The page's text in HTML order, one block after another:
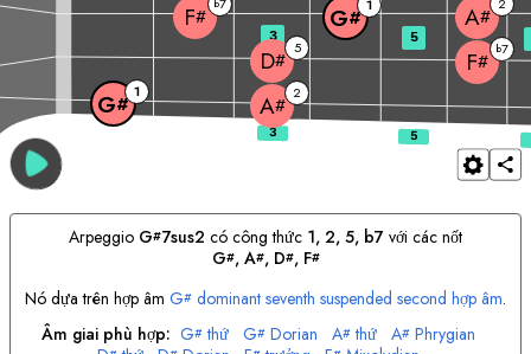
G# 1 A# 2
D# 5 F#
b7
F# G# 1 A#
3 5
Arpeggio G#7sus2 có công thức 1, 2, 5, b7với các nốt
G#, A#, D#, F#
Nó dựa trên hợp âm G# dominant seventh suspended second hợp âm.
Âm giai phù hợp: G# thứ G# Dorian A# thứ A# Phrygian